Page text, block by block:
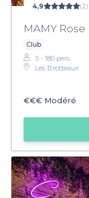
4,9 (2)
MAMY Rose
Club
5 - 180 pers.
Les Brotteaux
€€€ Modéré